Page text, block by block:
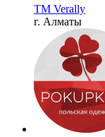
TM Verally
г. Алматы